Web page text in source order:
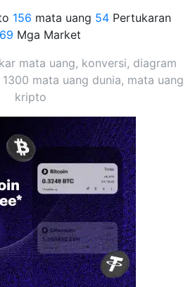
156 mata uang 54 Pertukaran
Mga Market
mata uang, konversi, diagram
mata uang dunia, mata uang
kripto